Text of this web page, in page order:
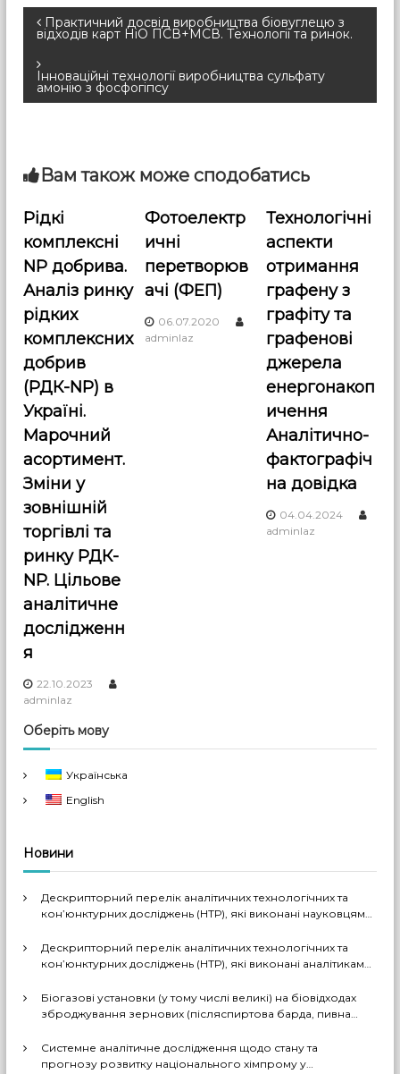
Н
а
в
г
а
ц
і
я
з
а
п
и
с
і
в
Практичний досвід виробництва біовуглецю з
відходів карт НіО ПСВ+МСВ. Технології та ринок.
Інноваційні технології виробництва сульфату
амонію з фосфогіпсу
Вам також може сподобатись
Рідкі
комплексні
NP добрива.
Аналіз ринку
рідких
комплексних
добрив
(РДК-NP) в
Україні.
Марочний
асортимент.
Зміни у
зовнішній
торгівлі та
ринку РДК-
NP. Цільове
аналітичне
дослідженн
я
22.10.2023
adminlaz
Фотоелектр
ичні
перетворюв
ачі (ФЕП)
06.07.2020
adminlaz
Технологічні
аспекти
отримання
графену з
графіту та
графенові
джерела
енергонакоп
ичення
Аналітично-
фактографіч
на довідка
04.04.2024
adminlaz
Оберіть мову
Українська
English
Новини
Дескрипторний перелік аналітичних технологічних та
кон’юнктурних досліджень (НТР), які виконані науковцями
Дескрипторний перелік аналітичних технологічних та
кон’юнктурних досліджень (НТР), які виконані аналітиками
Біогазові установки (у тому числі великі) на біовідходах
зброджування зернових (післяспиртова барда, пивна
рішення, комерціалізовані технології, комбіновані схеми
з отриманням проміжних і товарних продуктів (очищений
Системне аналітичне дослідження щодо стану та
прогнозу розвитку національного хімпрому у